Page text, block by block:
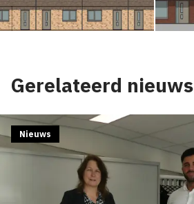
Gerelateerd nieuws
Nieuws